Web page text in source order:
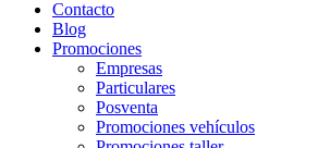
Contacto
Blog
Promociones
Empresas
Particulares
Posventa
Promociones vehículos